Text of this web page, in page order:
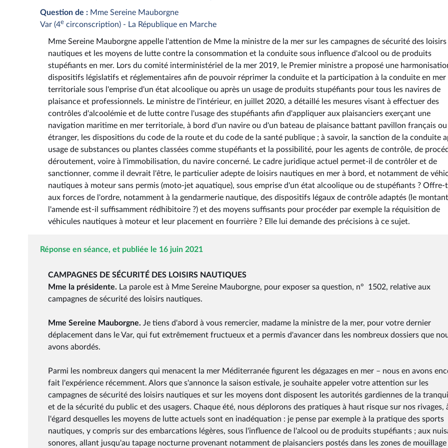
Question de : Mme Sereine Mauborgne
Var (4e circonscription) - La République en Marche
Mme Sereine Mauborgne appelle l'attention de Mme la ministre de la mer sur les campagnes de sécurité des loisirs
nautiques et les moyens de lutte contre la consommation et la conduite sous influence d'alcool ou de produits
stupéfiants en mer. Lors du comité interministériel de la mer 2019, le Premier ministre a proposé une
dispositifs législatifs et réglementaires afin de pouvoir réprimer la conduite et la participation à la conduite en mer
territoriale sous l'emprise d'un état alcoolique ou après un usage de produits stupéfiants pour tous les navires de
plaisance et professionnels. Le ministre de l'intérieur, en juillet 2020, a détaillé les mesures visant à effectuer des
contrôles d'alcoolémie et de lutte contre l'usage des stupéfiants afin d'appliquer aux plaisanciers exerçant une
navigation maritime en mer territoriale, à bord d'un navire ou d'un bateau de plaisance battant pavillon français ou
étranger, les dispositions du code de la route et du code de la santé publique ; à savoir, la sanction de la conduite
usage de substances ou plantes classées comme stupéfiants et la possibilité, pour les agents de contrôle, de
déroutement, voire à l'immobilisation, du navire concerné. Le cadre juridique actuel permet-il de contrôler et de
sanctionner, comme il devrait l'être, le particulier adepte de loisirs nautiques en mer à bord, et notamment de
nautiques à moteur sans permis (moto-jet aquatique), sous emprise d'un état alcoolique ou de stupéfiants ? Offre-
aux forces de l'ordre, notamment à la gendarmerie nautique, des dispositifs légaux de contrôle adaptés (le
l'amende est-il suffisamment rédhibitoire ?) et des moyens suffisants pour procéder par exemple la réquisition de
véhicules nautiques à moteur et leur placement en fourrière ? Elle lui demande des précisions à ce sujet.
Réponse en séance, et publiée le 16 juin 2021
CAMPAGNES DE SÉCURITÉ DES LOISIRS NAUTIQUES
Mme la présidente. La parole est à Mme Sereine Mauborgne, pour exposer sa question, n° 1502, relative aux
campagnes de sécurité des loisirs nautiques.
Mme Sereine Mauborgne. Je tiens d'abord à vous remercier, madame la ministre de la mer, pour votre dernier
déplacement dans le Var, qui fut extrêmement fructueux et a permis d'avancer dans les nombreux dossiers que
avons abordés.
Parmi les nombreux dangers qui menacent la mer Méditerranée figurent les dégazages en mer – nous en avons
fait l'expérience récemment. Alors que s'annonce la saison estivale, je souhaite appeler votre attention sur les
campagnes de sécurité des loisirs nautiques et sur les moyens dont disposent les autorités gardiennes de la
et de la sécurité du public et des usagers. Chaque été, nous déplorons des pratiques à haut risque sur nos rivages,
l'égard desquelles les moyens de lutte actuels sont en inadéquation : je pense par exemple à la pratique des sports
nautiques, y compris sur des embarcations légères, sous l'influence de l'alcool ou de produits stupéfiants ; aux
sonores, allant jusqu'au tapage nocturne provenant notamment de plaisanciers postés dans les zones de